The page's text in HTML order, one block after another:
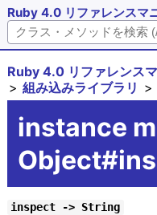
Ruby 4.0 リファレンスマ
Ruby 4.0 リファレンス
組み込みライブラリ
instance
inspect -> String